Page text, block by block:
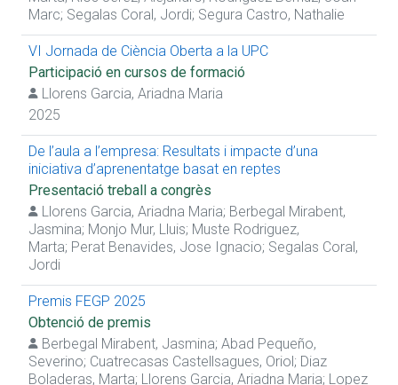
Marc; Segalas Coral, Jordi; Segura Castro, Nathalie
VI Jornada de Ciència Oberta a la UPC
Participació en cursos de formació
Llorens Garcia, Ariadna Maria
2025
De l’aula a l’empresa: Resultats i impacte d’una
iniciativa d’aprenentatge basat en reptes
Presentació treball a congrès
Llorens Garcia, Ariadna Maria; Berbegal Mirabent,
Jasmina; Monjo Mur, Lluis; Muste Rodriguez,
Marta; Perat Benavides, Jose Ignacio; Segalas Coral,
Jordi
Premis FEGP 2025
Obtenció de premis
Berbegal Mirabent, Jasmina; Abad Pequeño,
Severino; Cuatrecasas Castellsagues, Oriol; Diaz
Boladeras, Marta; Llorens Garcia, Ariadna Maria; Lopez